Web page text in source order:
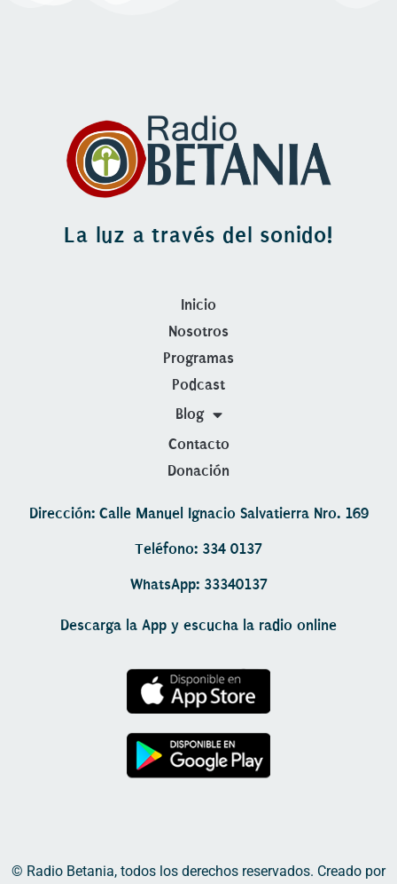
La luz a través del sonido!
Inicio
Nosotros
Programas
Podcast
Blog
Contacto
Donación
Dirección: Calle Manuel Ignacio Salvatierra Nro. 169
Teléfono: 334 0137
WhatsApp: 33340137
Descarga la App y escucha la radio online
© Radio Betania, todos los derechos reservados. Creado por